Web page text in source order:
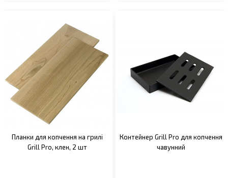
Планки для копчення на грилі
Grill Pro, клен, 2 шт
Контейнер Grill Pro для копчення
чавунний